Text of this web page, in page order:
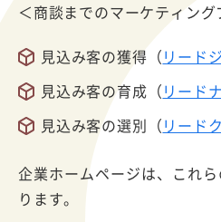
＜商談までのマーケティング
見込み客の獲得（リード
見込み客の育成（リード
見込み客の選別（リード
企業ホームページは、これ
ります。